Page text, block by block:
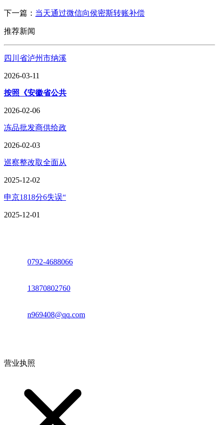
下一篇： 当天通过微信向侯密斯转账补偿
推荐新闻
四川省泸州市纳溪
2026-03-11
按照《安徽省公共
2026-02-06
冻品批发商供给政
2026-02-03
巡察整改取全面从
2025-12-02
申京1818分6失误“
2025-12-01
0792-4688066
13870802760
n969408@qq.com
营业执照